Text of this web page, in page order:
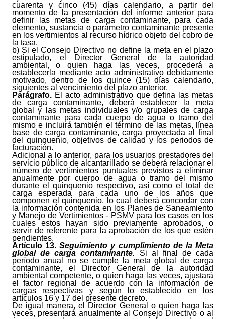
cuarenta y cinco (45) días calendario, a partir del
momento de la presentación del informe anterior para
definir las metas de carga contaminante, para cada
elemento, sustancia o parámetro contaminante presente
en los vertimientos al recurso hídrico objeto del cobro de
la tasa.
b) Si el Consejo Directivo no define la meta en el plazo
estipulado, el Director General de la autoridad
ambiental, o quien haga las veces, procederá a
establecerla mediante acto administrativo debidamente
motivado, dentro de los quince (15) días calendario,
siguientes al vencimiento del plazo anterior.
Parágrafo. El acto administrativo que defina las metas
de carga contaminante, deberá establecer la meta
global y las metas individuales y/o grupales de carga
contaminante para cada cuerpo de agua o tramo del
mismo e incluirá también el término de las metas, línea
base de carga contaminante, carga proyectada al final
del quinquenio, objetivos de calidad y los periodos de
facturación.
Adicional a lo anterior, para los usuarios prestadores del
servicio público de alcantarillado se deberá relacionar el
número de vertimientos puntuales previstos a eliminar
anualmente por cuerpo de agua o tramo del mismo
durante el quinquenio respectivo, así como el total de
carga esperada para cada uno de los años que
componen el quinquenio, lo cual deberá concordar con
la información contenida en los Planes de Saneamiento
y Manejo de Vertimientos - PSMV para los casos en los
cuales estos hayan sido previamente aprobados, o
servir de referente para la aprobación de los que estén
pendientes.
Artículo 13.Seguimiento y cumplimiento de la Meta
global de carga contaminante.
Si al final de cada
período anual no se cumple la meta global de carga
contaminante, el Director General de la autoridad
ambiental competente, o quien haga las veces, ajustará
el factor regional de acuerdo con la información de
cargas respectivas y según lo establecido en los
artículos 16 y 17 del presente decreto.
De igual manera, el Director General o quien haga las
veces, presentará anualmente al Consejo Directivo o al